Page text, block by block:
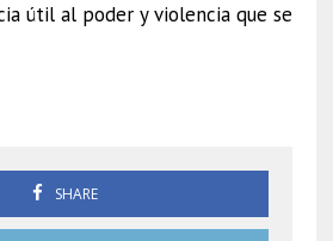
útil al poder y violencia que se
SHARE